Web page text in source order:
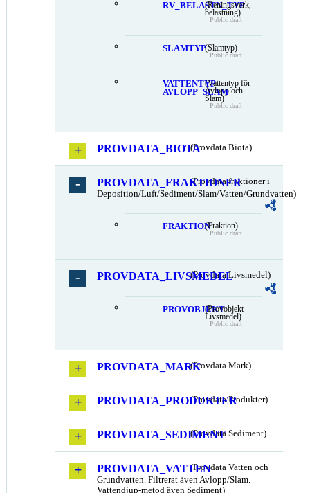
RV_BELASTN_TYP
(Reningsverk,
belastning)
Public draft
SLAMTYP(Slamtyp)
Public draft
VATTENTYP-
AVLOPP_SLAM
(Vattentyp för
Avlopp och
Slam)
Public draft
PROVDATA_BIOTA(Provdata Biota)
PROVDATA_FRAKTIONER
(Provdata fraktioner i
Deposition/Luft/Sediment/Slam/Vatten/Grundvatten)
FRAKTION(Fraktion)
Public draft
PROVDATA_LIVSMEDEL
(Provdata Livsmedel)
PROVOBJEKT(Provobjekt
Livsmedel)
Public draft
PROVDATA_MARK(Provdata Mark)
PROVDATA_PRODUKTER
(Provdata Produkter)
PROVDATA_SEDIMENT(Provdata Sediment)
PROVDATA_VATTEN(Provdata Vatten och
Grundvatten. Filtrerat även Avlopp/Slam.
Vattendjup-metod även Sediment)